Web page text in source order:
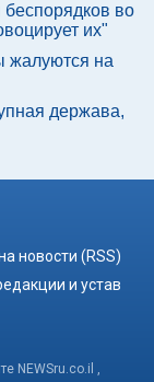
во
их"
жалуются на
держава,
новости (RSS)
и устав
NEWSru.co.il ,